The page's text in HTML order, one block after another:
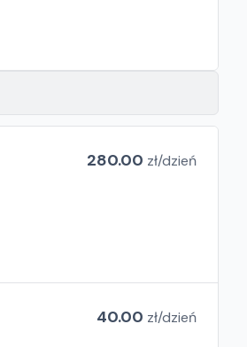
280.00 zł/dzień
40.00 zł/dzień